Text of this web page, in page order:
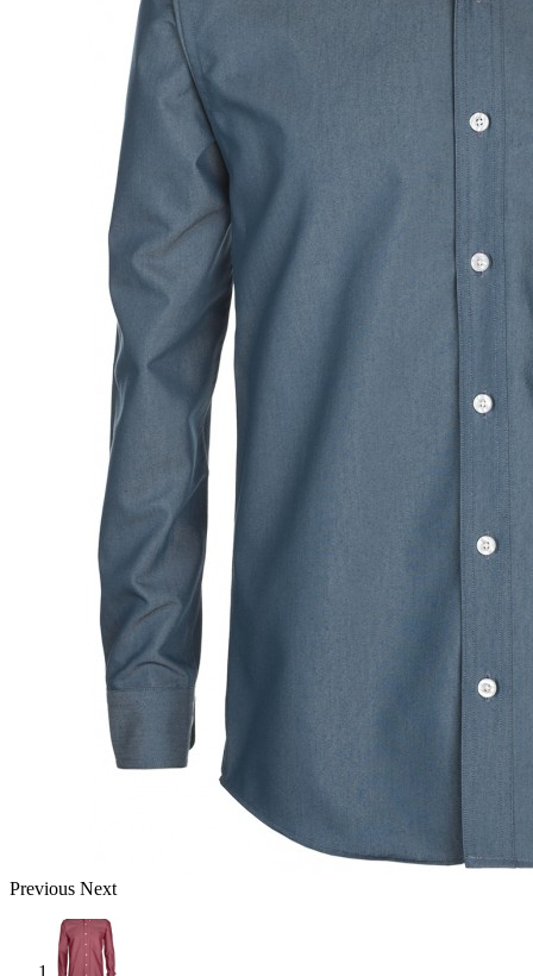
Previous Next